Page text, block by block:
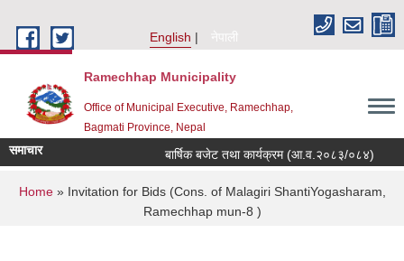
English
नेपाली
Ramechhap Municipality
Office of Municipal Executive, Ramechhap,
Bagmati Province, Nepal
समाचार बार्षिक बजेट तथा कार्यक्रम (आ.व.२०८३/०८४)
You are here
Home» Invitation for Bids (Cons. of Malagiri ShantiYogasharam,
Ramechhap mun-8 )